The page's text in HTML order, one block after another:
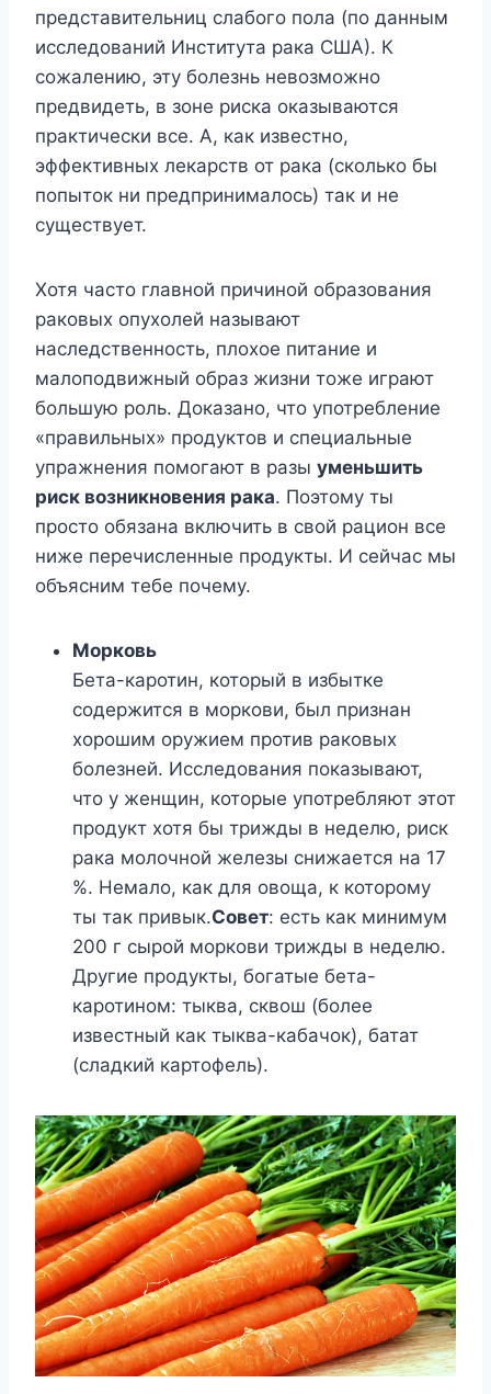
представительниц слабого пола (по данным
исследований Института рака США). К
сожалению, эту болезнь невозможно
предвидеть, в зоне риска оказываются
практически все. А, как известно,
эффективных лекарств от рака (сколько бы
попыток ни предпринималось) так и не
существует.
Хотя часто главной причиной образования
раковых опухолей называют
наследственность, плохое питание и
малоподвижный образ жизни тоже играют
большую роль. Доказано, что употребление
«правильных» продуктов и специальные
упражнения помогают в разы уменьшить
риск возникновения рака. Поэтому ты
просто обязана включить в свой рацион все
ниже перечисленные продукты. И сейчас мы
объясним тебе почему.
Морковь
Бета-каротин, который в избытке
содержится в моркови, был признан
хорошим оружием против раковых
болезней. Исследования показывают,
что у женщин, которые употребляют этот
продукт хотя бы трижды в неделю, риск
рака молочной железы снижается на 17
%. Немало, как для овоща, к которому
ты так привык.Совет: есть как минимум
200 г сырой моркови трижды в неделю.
Другие продукты, богатые бета-
каротином: тыква, сквош (более
известный как тыква-кабачок), батат
(сладкий картофель).